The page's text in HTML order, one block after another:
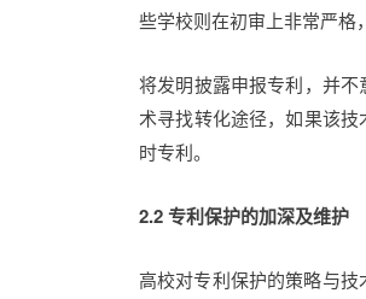
些学校则在初审上非常严格
将发明披露申报专利，并
术寻找转化途径，如果该
时专利。
2.2 专利保护的加深及维护
高校对专利保护的策略与